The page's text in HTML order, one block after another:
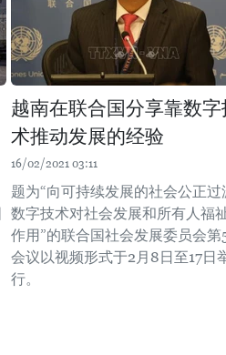
越南在联合国分享靠数字
术推动发展的经验
16/02/2021 03:11
题为“向可持续发展的社会公正过
数字技术对社会发展和所有人福
作用”的联合国社会发展委员会第
会议以视频形式于2月8日至17日
行。